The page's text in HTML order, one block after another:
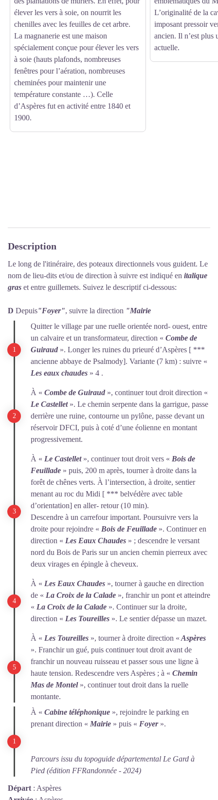
élever les vers à soie, on nourrit les
chenilles avec les feuilles de cet arbre.
La magnanerie est une maison
spécialement conçue pour élever les vers
à soie (hauts plafonds, nombreuses
fenêtres pour l’aération, nombreuses
cheminées pour maintenir une
température constante …). Celle
d’Aspères fut en activité entre 1840 et
1900.
L’originalité de la
imposant pressoir
ancien. Il n’est plus
actuelle.
Description
Le long de l'itinéraire, des poteaux directionnels vous guident. Le
nom de lieu-dits et/ou de direction à suivre est indiqué en italique
gras et entre guillemets. Suivez le descriptif ci-dessous:
D Depuis"Foyer", suivre la direction "Mairie
Quitter le village par une ruelle orientée nord- ouest, entre
un calvaire et un transformateur, direction « Combe de
Guiraud ». Longer les ruines du prieuré d’Aspères [ ***
ancienne abbaye de Psalmody]. Variante (7 km) : suivre «
Les eaux chaudes » 4 .
À « Combe de Guiraud », continuer tout droit direction «
Le Castellet ». Le chemin serpente dans la garrigue, passe
derrière une ruine, contourne un pylône, passe devant un
réservoir DFCI, puis à coté d’une éolienne en montant
progressivement.
À « Le Castellet», continuer tout droit vers « Bois de
Feuillade » puis, 200 m après, tourner à droite dans la
forêt de chênes verts. À l’intersection, à droite, sentier
menant au roc du Midi [ *** belvédère avec table
d’orientation] en aller- retour (10 min).
Descendre à un carrefour important. Poursuivre vers la
droite pour rejoindre « Bois de Feuillade ». Continuer en
direction « Les Eaux Chaudes » ; descendre le versant
nord du Bois de Paris sur un ancien chemin pierreux avec
deux virages en épingle à cheveux.
À « Les Eaux Chaudes », tourner à gauche en direction
de « La Croix de la Calade », franchir un pont et atteindre
« La Croix de la Calade ». Continuer sur la droite,
direction « Les Toureilles ». Le sentier dépasse un mazet.
À « Les Toureilles », tourner à droite direction « Aspères
». Franchir un gué, puis continuer tout droit avant de
franchir un nouveau ruisseau et passer sous une ligne à
haute tension. Redescendre vers Aspères ; à « Chemin
Mas de Montel», continuer tout droit dans la ruelle
montante.
À « Cabine téléphonique », rejoindre le parking en
prenant direction « Mairie » puis « Foyer».
Parcours issu du topoguide départemental Le Gard à
Pied (édition FFRandonnée - 2024)
Départ : Aspères